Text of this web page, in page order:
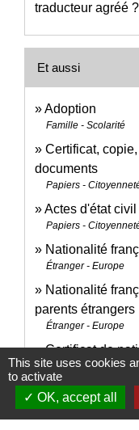
traducteur agréé ?
Et aussi
Adoption
Famille - Scolarité
Certificat,
documents
Papiers -
Actes d'état civil
Papiers -
Nationalité
Étranger - Europe
Nationalité
parents étrangers
Étranger - Europe
Certificat de
Papiers -
This site uses cookies
to activate
OK, accept all